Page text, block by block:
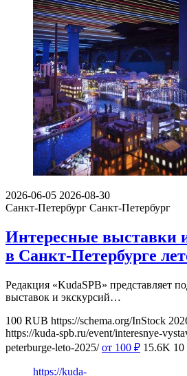
2026-06-05 2026-08-30
Санкт-Петербург Санкт-Петербург
Интересные выставки
в Санкт-Петербурге
Редакция «KudaSPB» представляет
выставок и экскурсий…
100 RUB https://schema.org/InStock
https://kuda-spb.ru/event/interesnye-
peterburge-leto-2025/ от 100 ₽ 15.6K 10
https://kuda-